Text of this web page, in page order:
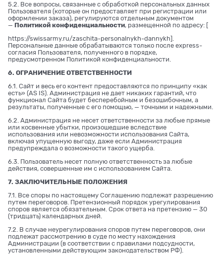
5.2. Все вопросы, связанные с обработкой персональных данных
Пользователя (которые он предоставляет при регистрации или
оформлении заказа), регулируются отдельным документом
— Политикой конфиденциальности, размещенной по адресу: [
https://swissarmy.ru/zaschita-personalnykh-dannykh].
Персональные данные обрабатываются только после express-
согласия Пользователя, полученного в порядке,
предусмотренном Политикой конфиденциальности.
6. ОГРАНИЧЕНИЕ ОТВЕТСТВЕННОСТИ
6.1. Сайт и весь его контент предоставляются по принципу «как
есть» (AS IS). Администрация не дает никаких гарантий, что
функционал Сайта будет бесперебойным и безошибочным, а
результаты, полученные с его помощью, — точными и надежными.
6.2. Администрация не несет ответственности за любые прямые
или косвенные убытки, произошедшие вследствие
использования или невозможности использования Сайта,
включая упущенную выгоду, даже если Администрация
предупреждала о возможности такого ущерба.
6.3. Пользователь несет полную ответственность за любые
действия, совершенные им с использованием Сайта.
7. ЗАКЛЮЧИТЕЛЬНЫЕ ПОЛОЖЕНИЯ
7.1. Все споры по настоящему Соглашению подлежат разрешению
путем переговоров. Претензионный порядок урегулирования
споров является обязательным. Срок ответа на претензию — 30
(тридцать) календарных дней.
7.2. В случае неурегулирования споров путем переговоров, они
подлежат рассмотрению в суде по месту нахождения
Администрации (в соответствии с правилами подсудности,
установленными действующим законодательством РФ).